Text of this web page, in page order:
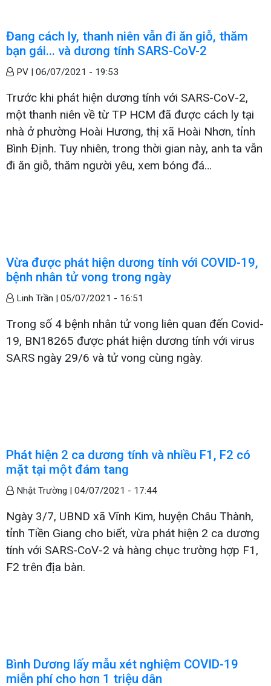
Đang cách ly, thanh niên vẫn đi ăn giỗ, thăm
bạn gái... và dương tính SARS-CoV-2
PV | 06/07/2021 - 19:53
Trước khi phát hiện dương tính với SARS-CoV-2,
một thanh niên về từ TP HCM đã được cách ly tại
nhà ở phường Hoài Hương, thị xã Hoài Nhơn, tỉnh
Bình Định. Tuy nhiên, trong thời gian này, anh ta vẫn
đi ăn giỗ, thăm người yêu, xem bóng đá…
Vừa được phát hiện dương tính với COVID-19,
bệnh nhân tử vong trong ngày
Linh Trần | 05/07/2021 - 16:51
Trong số 4 bệnh nhân tử vong liên quan đến Covid-
19, BN18265 được phát hiện dương tính với virus
SARS ngày 29/6 và tử vong cùng ngày.
Phát hiện 2 ca dương tính và nhiều F1, F2 có
mặt tại một đám tang
Nhật Trường | 04/07/2021 - 17:44
Ngày 3/7, UBND xã Vĩnh Kim, huyện Châu Thành,
tỉnh Tiền Giang cho biết, vừa phát hiện 2 ca dương
tính với SARS-CoV-2 và hàng chục trường hợp F1,
F2 trên địa bàn.
Bình Dương lấy mẫu xét nghiệm COVID-19
miễn phí cho hơn 1 triệu dân